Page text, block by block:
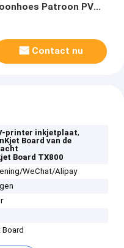
Patroon PVC
Contact nu
printer inkjetplaat,
Board van de
Board TX800
WeChat/Alipay
Board